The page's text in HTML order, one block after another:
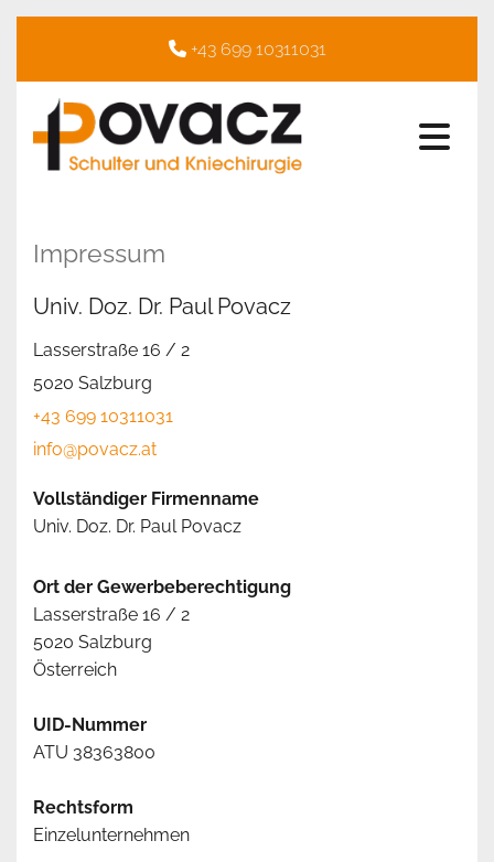
 +43 699 10311031
Impressum
Univ. Doz. Dr. Paul Povacz
Lasserstraße 16 / 2
5020 Salzburg
+43 699 10311031
info@povacz.at
Vollständiger Firmenname
Univ. Doz. Dr. Paul Povacz
Ort der Gewerbeberechtigung
Lasserstraße 16 / 2
5020 Salzburg
Österreich
UID-Nummer
ATU 38363800
Rechtsform
Einzelunternehmen